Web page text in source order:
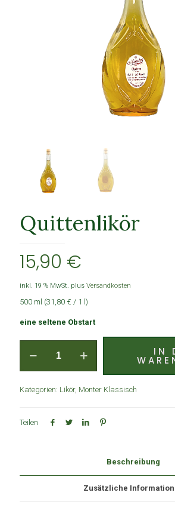
Quittenlikör
15,90 €
inkl. 19 % MwSt. plus Versandkosten
500 ml (31,80 € / 1 l)
eine seltene Obstart
IN
Kategorien: Likör, Monter Klassisch
Teilen
Beschreibung
Zusätzliche